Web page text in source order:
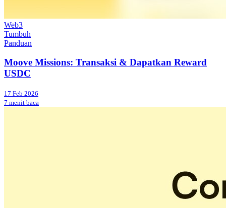
Web3
Tumbuh
Panduan
Moove Missions: Transaksi & Dapatkan Reward
USDC
17 Feb 2026
7 menit baca